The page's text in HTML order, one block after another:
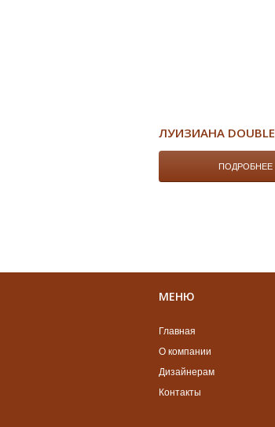
ЛУИЗИАНА DOUBLE
ПОДРОБНЕЕ
МЕНЮ
Главная
О компании
Дизайнерам
Контакты